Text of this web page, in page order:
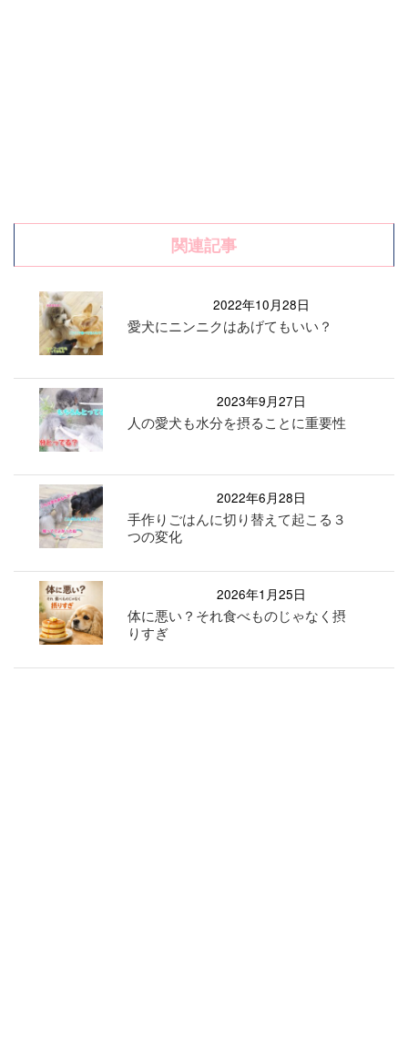
関連記事
2022年10月28日
愛犬にニンニクはあげてもいい？
2023年9月27日
人の愛犬も水分を摂ることに重要性
2022年6月28日
手作りごはんに切り替えて起こる３
つの変化
2026年1月25日
体に悪い？それ食べものじゃなく摂
りすぎ